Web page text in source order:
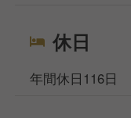
休日
年間休日116日